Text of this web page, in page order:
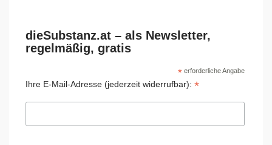
dieSubstanz.at – als Newsletter,
regelmäßig, gratis
*erforderliche Angabe
Ihre E-Mail-Adresse (jederzeit widerrufbar): *